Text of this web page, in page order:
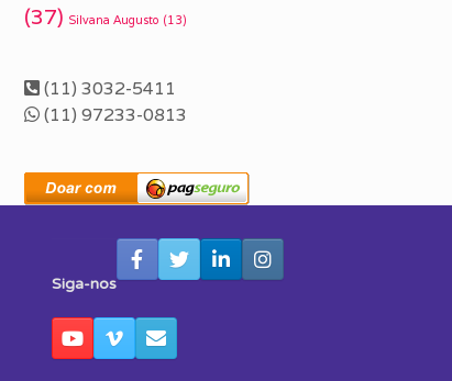
(37) Silvana Augusto (13)
(11) 3032-5411
(11) 97233-0813
Siga-nos